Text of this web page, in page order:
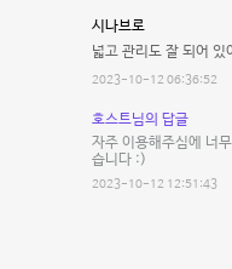
시나브로
넓고 관리도 잘 되어
2023-10-12 06:36:52
호스트님의 답글
자주 이용해주심에 너
습니다 :)
2023-10-12 12:51:43